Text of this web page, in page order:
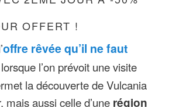
OFFERT !
offre rêvée qu’il ne faut
lorsque l’on prévoit une visite
la découverte de Vulcania
mais aussi celle d’une région